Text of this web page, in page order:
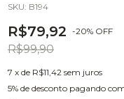
SKU: B194
R$79,92 -20% OFF
R$99,90
7 x de R$11,42 sem juros
5% de desconto pagando